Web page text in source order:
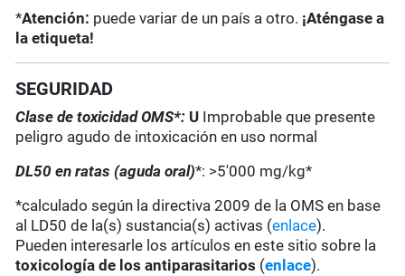
*Atención: puede variar de un país a otro. ¡Aténgase a
la etiqueta!
SEGURIDAD
Clase de toxicidad OMS*: U Improbable que presente
peligro agudo de intoxicación en uso normal
DL50 en ratas (aguda oral)*: >5'000 mg/kg*
*calculado según la directiva 2009 de la OMS en base
al LD50 de la(s) sustancia(s) activas (enlace).
Pueden interesarle los artículos en este sitio sobre la
toxicología de los antiparasitarios (enlace).